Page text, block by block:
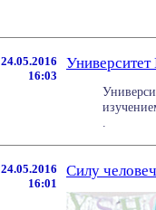
24.05.2016
16:03
24.05.2016
16:01
Силу